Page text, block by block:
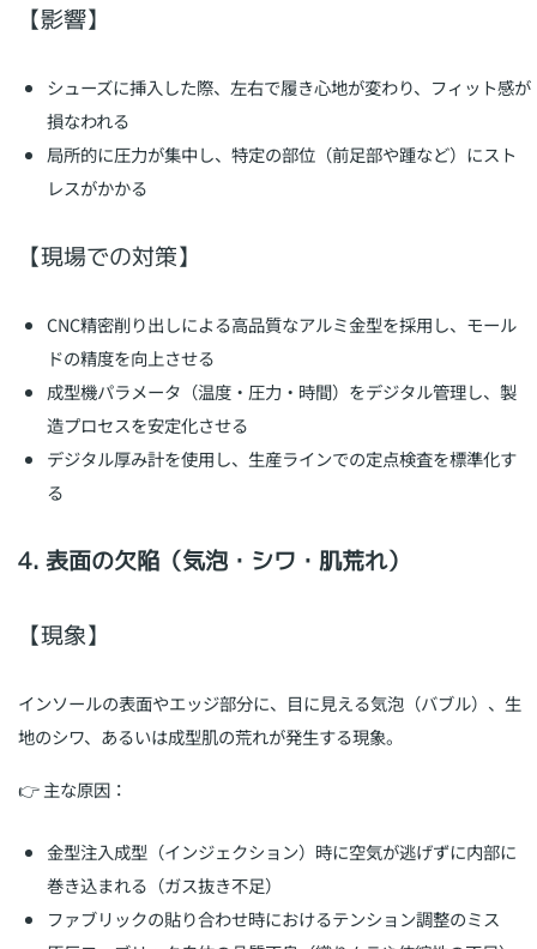
【影響】
シューズに挿入した際、左右で履き心地が変わり、フィット感が
損なわれる
局所的に圧力が集中し、特定の部位（前足部や踵など）にスト
レスがかかる
【現場での対策】
CNC精密削り出しによる高品質なアルミ金型を採用し、モール
ドの精度を向上させる
成型機パラメータ（温度・圧力・時間）をデジタル管理し、製
造プロセスを安定化させる
デジタル厚み計を使用し、生産ラインでの定点検査を標準化す
る
4. 表面の欠陥（気泡・シワ・肌荒れ）
【現象】
インソールの表面やエッジ部分に、目に見える気泡（バブル）、生
地のシワ、あるいは成型肌の荒れが発生する現象。
👉 主な原因：
金型注入成型（インジェクション）時に空気が逃げずに内部に
巻き込まれる（ガス抜き不足）
ファブリックの貼り合わせ時におけるテンション調整のミス